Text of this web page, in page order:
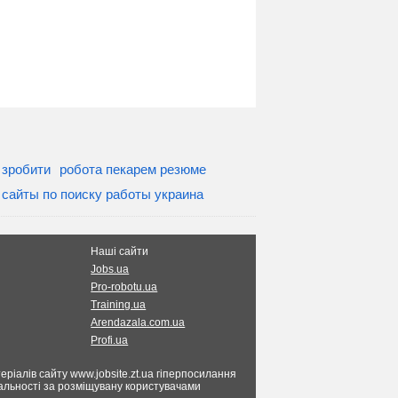
робота пекарем резюме
сайты по поиску работы украина
Наші сайти
Jobs.ua
Pro-robotu.ua
Training.ua
Arendazala.com.ua
Profi.ua
сайту www.jobsite.zt.ua гіперпосилання
за розміщувану користувачами